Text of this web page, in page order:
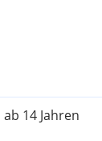
14 Jahren